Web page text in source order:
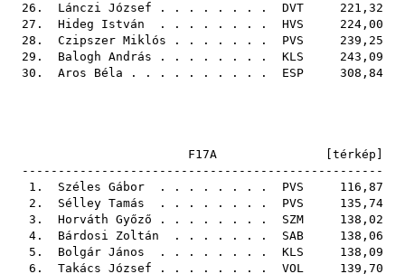
26. Lánczi József . . . . . . . . DVT 221,32
27. Hideg István . . . . . . . . HVS 224,00
28. Czipszer Miklós . . . . . . . PVS 239,25
29. Balogh András . . . . . . . . KLS 243,09
30. Aros Béla . . . . . . . . . . ESP 308,84
F17A [ térkép
--------------------------------------------------
1. Széles Gábor . . . . . . . . PVS 116,87
2. Sélley Tamás . . . . . . . . PVS 135,74
3. Horváth Győző . . . . . . . . SZM 138,02
4. Bárdosi Zoltán . . . . . . . SAB 138,06
5. Bolgár János . . . . . . . . KLS 138,09
6. Takács József . . . . . . . . VOL 139,70